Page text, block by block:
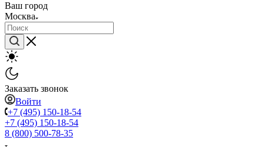
Ваш город
Москва
Заказать звонок
Войти
+7 (495) 150-18-54
+7 (495) 150-18-54
8 (800) 500-78-35